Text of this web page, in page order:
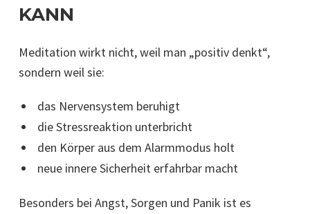
KANN
Meditation wirkt nicht, weil man „positiv denkt“,
sondern weil sie:
das Nervensystem beruhigt
die Stressreaktion unterbricht
den Körper aus dem Alarmmodus holt
neue innere Sicherheit erfahrbar macht
Besonders bei Angst, Sorgen und Panik ist es